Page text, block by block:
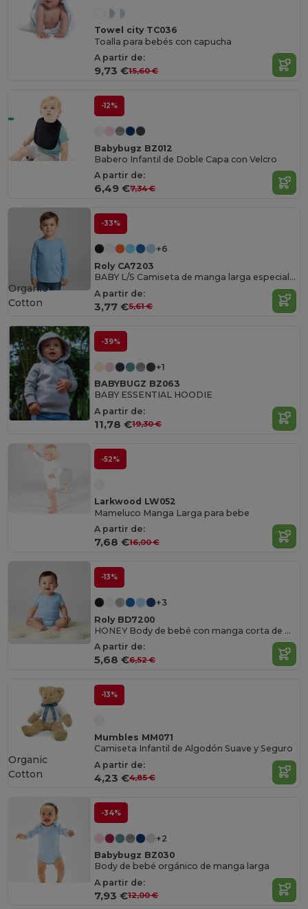
Towel city TC036
Toalla para bebés con capucha
A partir de:
9,73 €15,60 €
-12%
Babybugz BZ012
Babero Infantil de Doble Capa con Velcro
A partir de:
6,49 €7,34 €
-33%
+6
Roly CA7203
BABY L/S Camiseta de manga larga especial para bebé
A partir de:
3,77 €5,61 €
Organic
Cotton
-39%
+1
BABYBUGZ BZ063
BABY ESSENTIAL HOODIE
A partir de:
11,78 €19,30 €
-52%
Larkwood LW052
Mameluco Manga Larga para bebe
A partir de:
7,68 €16,00 €
-13%
+3
Roly BD7200
HONEY Body de bebé con manga corta de punto liso
A partir de:
5,68 €6,52 €
-13%
Mumbles MM071
Camiseta Infantil de Algodón Suave y Seguro
A partir de:
4,23 €4,85 €
Organic
Cotton
-34%
+2
Babybugz BZ030
Body de bebé orgánico de manga larga
A partir de:
7,93 €12,00 €